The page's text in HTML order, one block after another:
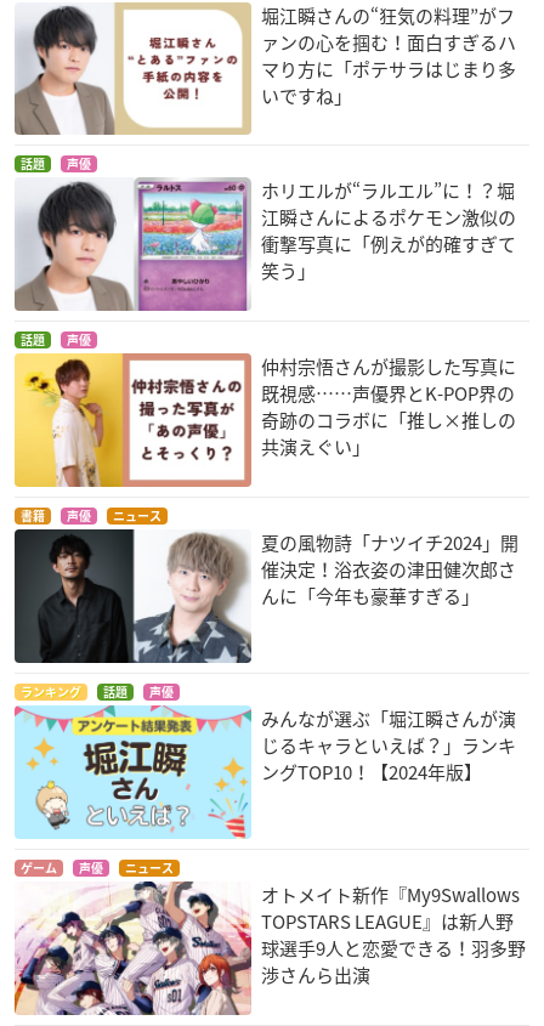
堀江瞬さんの“狂気の料理”がフ
ァンの心を掴む！面白すぎるハ
マり方に「ポテサラはじまり多
いですね」
話題 声優
ホリエルが“ラルエル”に！？堀
江瞬さんによるポケモン激似の
衝撃写真に「例えが的確すぎて
笑う」
話題 声優
仲村宗悟さんが撮影した写真に
既視感……声優界とK-POP界の
奇跡のコラボに「推し×推しの
共演えぐい」
書籍 声優 ニュース
夏の風物詩「ナツイチ2024」開
催決定！浴衣姿の津田健次郎さ
んに「今年も豪華すぎる」
ランキング 話題 声優
みんなが選ぶ「堀江瞬さんが演
じるキャラといえば？」ランキ
ングTOP10！【2024年版】
ゲーム 声優 ニュース
オトメイト新作『My9Swallows
TOPSTARS LEAGUE』は新人野
球選手9人と恋愛できる！羽多野
渉さんら出演